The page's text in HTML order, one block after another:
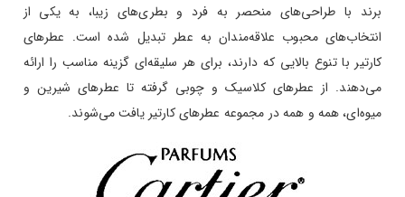
برند با طراحی‌های منحصر به فرد و بطری‌های زیبا، به یکی از
انتخاب‌های محبوب علاقه‌مندان به عطر تبدیل شده است. عطرهای
کارتیر با تنوع بالایی که دارند، برای هر سلیقه‌ای گزینه مناسب را ارائه
می‌دهند. از عطرهای کلاسیک و چوبی گرفته تا عطرهای شیرین و
میوه‌ای، همه و همه در مجموعه عطرهای کارتیر یافت می‌شوند.